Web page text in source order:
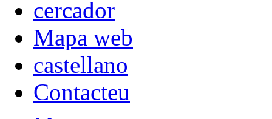
Mapa web
castellano
Contacteu